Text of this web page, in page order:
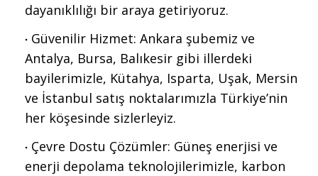
dayanıklılığı bir araya getiriyoruz.
Güvenilir Hizmet: Ankara şubemiz ve
Antalya, Bursa, Balıkesir gibi illerdeki
bayilerimizle, Kütahya, Isparta, Uşak, Mersin
ve İstanbul satış noktalarımızla Türkiye’nin
her köşesinde sizlerleyiz.
Çevre Dostu Çözümler: Güneş enerjisi ve
enerji depolama teknolojilerimizle, karbon